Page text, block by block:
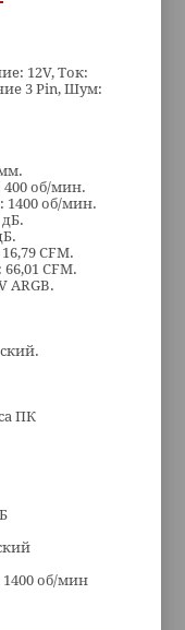
12V, Ток:
3 Pin, Шум:
об/мин.
1400 об/мин.
CFM.
CFM.
ARGB.
ПК
об/мин